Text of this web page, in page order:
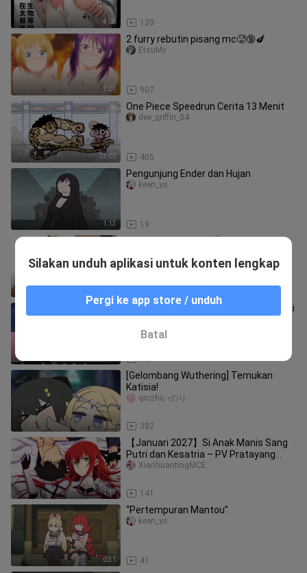
4:08 120
1:01
2 furry rebutin pisang mc🥵🔞🍆
907
EtsuMv
13:07
One Piece Speedrun Cerita 13 Menit
405
dee_griffin_04
1:13
Pengunjung Ender dan Hujan
19
keen_ys
[Terjemahan sendiri] Aku ingin menjadi
[Gintama]×[One Piece]! Gintam
75
lianshengの____yang
1:53
[Gelombang Wuthering] Temukan
Katisia!
382
qinzhiいのり
1:17
【Januari 2027】Si Anak Manis Sang
Putri dan Kesatria – PV Pratayang
[Tim Lokalisasi MCE]
141
XiarihuantingMCE
0:31
“Pertempuran Mantou”
41
keen_ys
Silakan unduh aplikasi untuk konten lengkap
Pergi ke app store / unduh
Batal